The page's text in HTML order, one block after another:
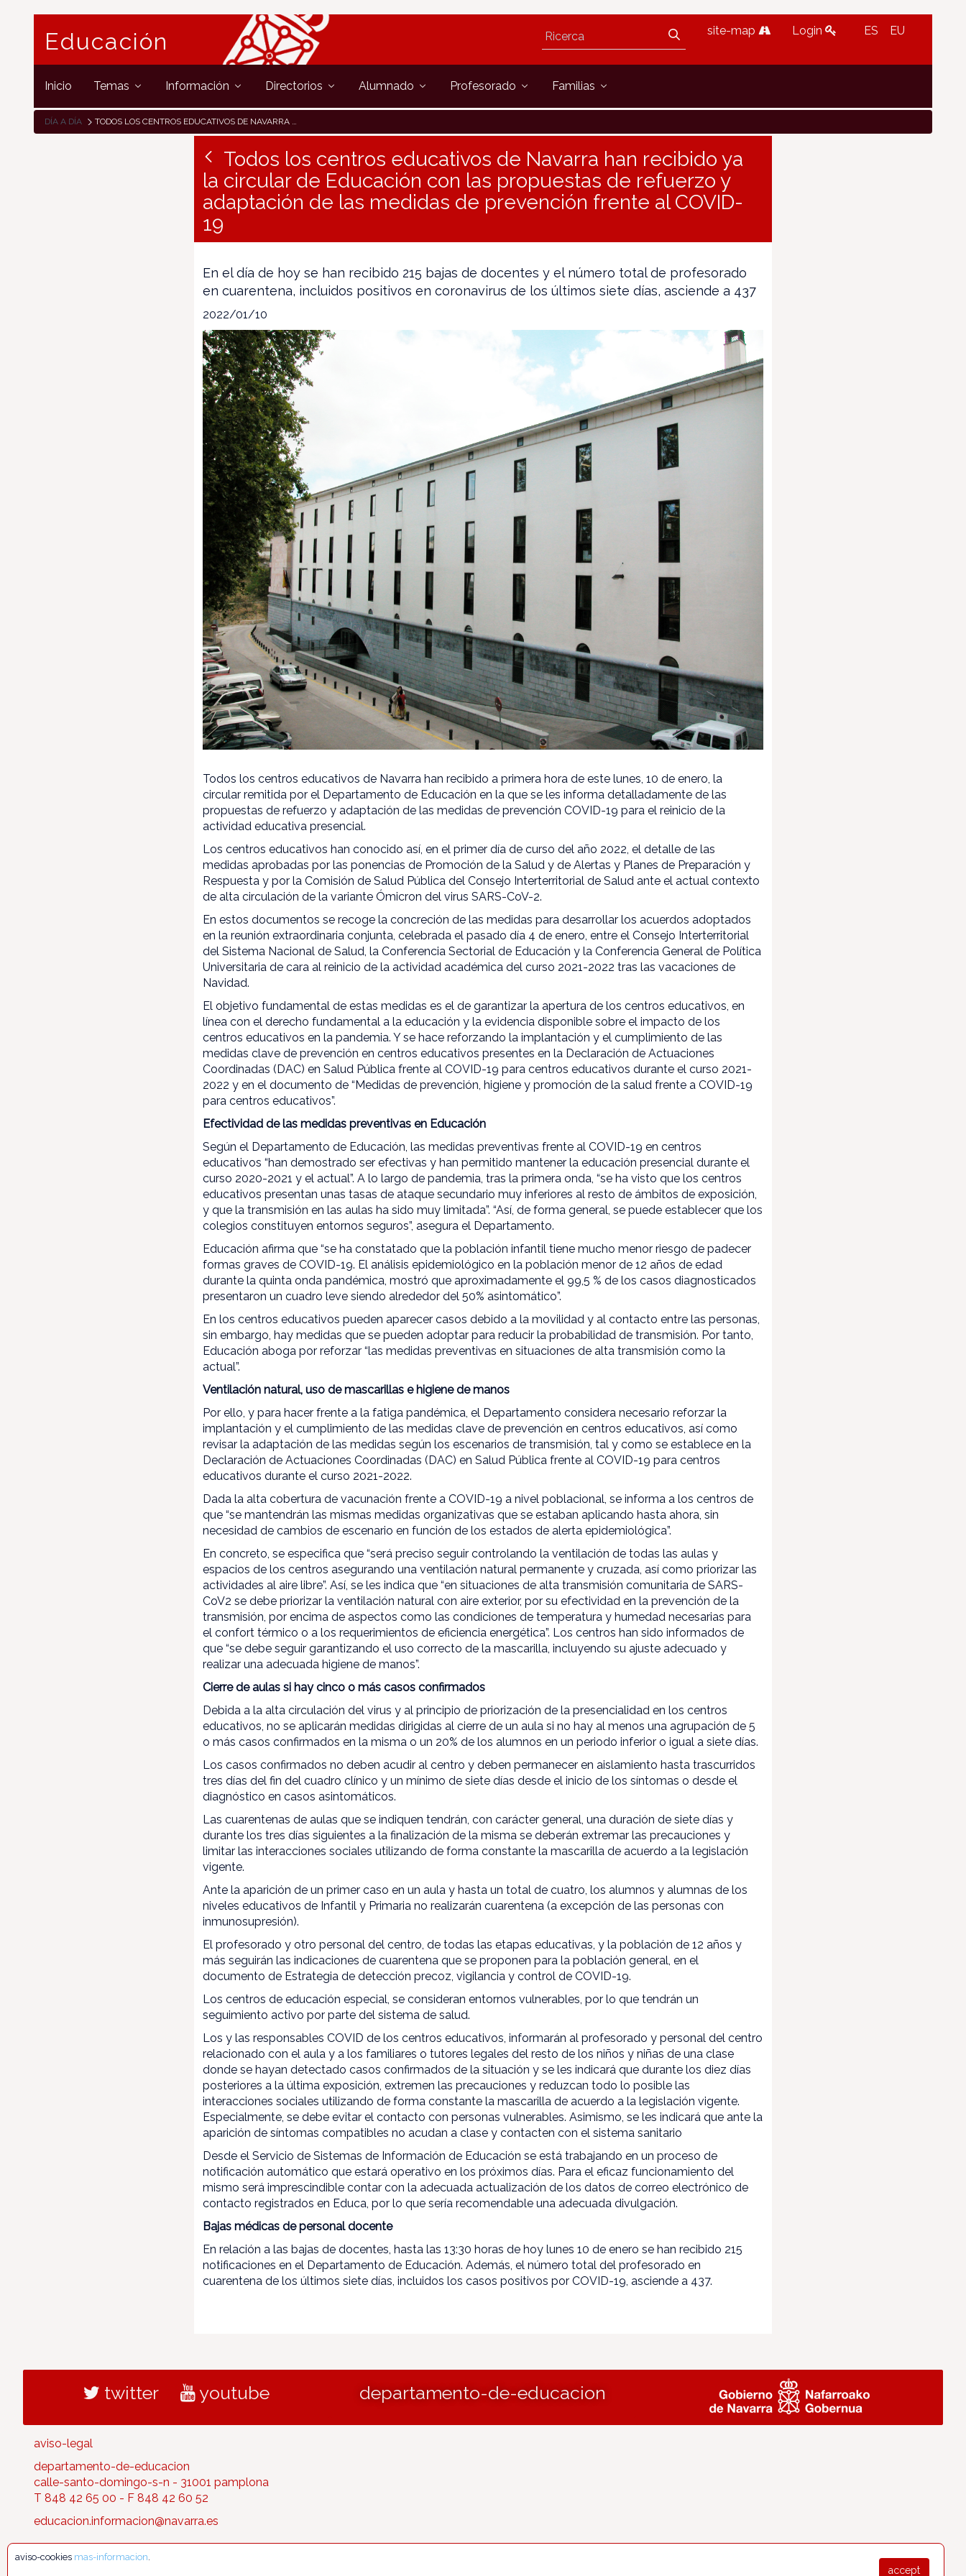
Educación site-map Login ES EU
Inicio Temas Información Directorios Alumnado Profesorado Familias
DÍA A DÍA TODOS LOS CENTROS EDUCATIVOS DE NAVARRA HAN RECIBIDO YA LA CIRCULAR DE EDUCACIÓN CON LAS PROPUESTAS DE REFUERZO Y ADAPTACIÓN DE LAS MEDIDAS DE PREVENCIÓN FRENTE AL COVID-19
Todos los centros educativos de Navarra han recibido ya
la circular de Educación con las propuestas de refuerzo y
adaptación de las medidas de prevención frente al COVID-
19
En el día de hoy se han recibido 215 bajas de docentes y el número total de profesorado
en cuarentena, incluidos positivos en coronavirus de los últimos siete días, asciende a 437
2022/01/10
Todos los centros educativos de Navarra han recibido a primera hora de este lunes, 10 de enero, la
circular remitida por el Departamento de Educación en la que se les informa detalladamente de las
propuestas de refuerzo y adaptación de las medidas de prevención COVID-19 para el reinicio de la
actividad educativa presencial.
Los centros educativos han conocido así, en el primer día de curso del año 2022, el detalle de las
medidas aprobadas por las ponencias de Promoción de la Salud y de Alertas y Planes de Preparación y
Respuesta y por la Comisión de Salud Pública del Consejo Interterritorial de Salud ante el actual contexto
de alta circulación de la variante Ómicron del virus SARS-CoV-2.
En estos documentos se recoge la concreción de las medidas para desarrollar los acuerdos adoptados
en la reunión extraordinaria conjunta, celebrada el pasado día 4 de enero, entre el Consejo Interterritorial
del Sistema Nacional de Salud, la Conferencia Sectorial de Educación y la Conferencia General de Política
Universitaria de cara al reinicio de la actividad académica del curso 2021-2022 tras las vacaciones de
Navidad.
El objetivo fundamental de estas medidas es el de garantizar la apertura de los centros educativos, en
línea con el derecho fundamental a la educación y la evidencia disponible sobre el impacto de los
centros educativos en la pandemia. Y se hace reforzando la implantación y el cumplimiento de las
medidas clave de prevención en centros educativos presentes en la Declaración de Actuaciones
Coordinadas (DAC) en Salud Pública frente al COVID-19 para centros educativos durante el curso 2021-
2022 y en el documento de “Medidas de prevención, higiene y promoción de la salud frente a COVID-19
para centros educativos”.
Efectividad de las medidas preventivas en Educación
Según el Departamento de Educación, las medidas preventivas frente al COVID-19 en centros
educativos “han demostrado ser efectivas y han permitido mantener la educación presencial durante el
curso 2020-2021 y el actual”. A lo largo de pandemia, tras la primera onda, “se ha visto que los centros
educativos presentan unas tasas de ataque secundario muy inferiores al resto de ámbitos de exposición,
y que la transmisión en las aulas ha sido muy limitada”. “Así, de forma general, se puede establecer que los
colegios constituyen entornos seguros”, asegura el Departamento.
Educación afirma que “se ha constatado que la población infantil tiene mucho menor riesgo de padecer
formas graves de COVID-19. El análisis epidemiológico en la población menor de 12 años de edad
durante la quinta onda pandémica, mostró que aproximadamente el 99,5 % de los casos diagnosticados
presentaron un cuadro leve siendo alrededor del 50% asintomático”.
En los centros educativos pueden aparecer casos debido a la movilidad y al contacto entre las personas,
sin embargo, hay medidas que se pueden adoptar para reducir la probabilidad de transmisión. Por tanto,
Educación aboga por reforzar “las medidas preventivas en situaciones de alta transmisión como la
actual”.
Ventilación natural, uso de mascarillas e higiene de manos
Por ello, y para hacer frente a la fatiga pandémica, el Departamento considera necesario reforzar la
implantación y el cumplimiento de las medidas clave de prevención en centros educativos, así como
revisar la adaptación de las medidas según los escenarios de transmisión, tal y como se establece en la
Declaración de Actuaciones Coordinadas (DAC) en Salud Pública frente al COVID-19 para centros
educativos durante el curso 2021-2022.
Dada la alta cobertura de vacunación frente a COVID-19 a nivel poblacional, se informa a los centros de
que “se mantendrán las mismas medidas organizativas que se estaban aplicando hasta ahora, sin
necesidad de cambios de escenario en función de los estados de alerta epidemiológica”.
En concreto, se especifica que “será preciso seguir controlando la ventilación de todas las aulas y
espacios de los centros asegurando una ventilación natural permanente y cruzada, así como priorizar las
actividades al aire libre”. Así, se les indica que “en situaciones de alta transmisión comunitaria de SARS-
CoV2 se debe priorizar la ventilación natural con aire exterior, por su efectividad en la prevención de la
transmisión, por encima de aspectos como las condiciones de temperatura y humedad necesarias para
el confort térmico o a los requerimientos de eficiencia energética”. Los centros han sido informados de
que “se debe seguir garantizando el uso correcto de la mascarilla, incluyendo su ajuste adecuado y
realizar una adecuada higiene de manos”.
Cierre de aulas si hay cinco o más casos confirmados
Debida a la alta circulación del virus y al principio de priorización de la presencialidad en los centros
educativos, no se aplicarán medidas dirigidas al cierre de un aula si no hay al menos una agrupación de 5
o más casos confirmados en la misma o un 20% de los alumnos en un periodo inferior o igual a siete días.
Los casos confirmados no deben acudir al centro y deben permanecer en aislamiento hasta trascurridos
tres días del fin del cuadro clínico y un mínimo de siete días desde el inicio de los síntomas o desde el
diagnóstico en casos asintomáticos.
Las cuarentenas de aulas que se indiquen tendrán, con carácter general, una duración de siete días y
durante los tres días siguientes a la finalización de la misma se deberán extremar las precauciones y
limitar las interacciones sociales utilizando de forma constante la mascarilla de acuerdo a la legislación
vigente.
Ante la aparición de un primer caso en un aula y hasta un total de cuatro, los alumnos y alumnas de los
niveles educativos de Infantil y Primaria no realizarán cuarentena (a excepción de las personas con
inmunosupresión).
El profesorado y otro personal del centro, de todas las etapas educativas, y la población de 12 años y
más seguirán las indicaciones de cuarentena que se proponen para la población general, en el
documento de Estrategia de detección precoz, vigilancia y control de COVID-19.
Los centros de educación especial, se consideran entornos vulnerables, por lo que tendrán un
seguimiento activo por parte del sistema de salud.
Los y las responsables COVID de los centros educativos, informarán al profesorado y personal del centro
relacionado con el aula y a los familiares o tutores legales del resto de los niños y niñas de una clase
donde se hayan detectado casos confirmados de la situación y se les indicará que durante los diez días
posteriores a la última exposición, extremen las precauciones y reduzcan todo lo posible las
interacciones sociales utilizando de forma constante la mascarilla de acuerdo a la legislación vigente.
Especialmente, se debe evitar el contacto con personas vulnerables. Asimismo, se les indicará que ante la
aparición de síntomas compatibles no acudan a clase y contacten con el sistema sanitario
Desde el Servicio de Sistemas de Información de Educación se está trabajando en un proceso de
notificación automático que estará operativo en los próximos días. Para el eficaz funcionamiento del
mismo será imprescindible contar con la adecuada actualización de los datos de correo electrónico de
contacto registrados en Educa, por lo que sería recomendable una adecuada divulgación.
Bajas médicas de personal docente
En relación a las bajas de docentes, hasta las 13:30 horas de hoy lunes 10 de enero se han recibido 215
notificaciones en el Departamento de Educación. Además, el número total del profesorado en
cuarentena de los últimos siete días, incluidos los casos positivos por COVID-19, asciende a 437.
twitter youtube departamento-de-educacion
aviso-legal
departamento-de-educacion
calle-santo-domingo-s-n - 31001 pamplona
T 848 42 65 00 - F 848 42 60 52
educacion.informacion@navarra.es
accept
aviso-cookies mas-informacion.